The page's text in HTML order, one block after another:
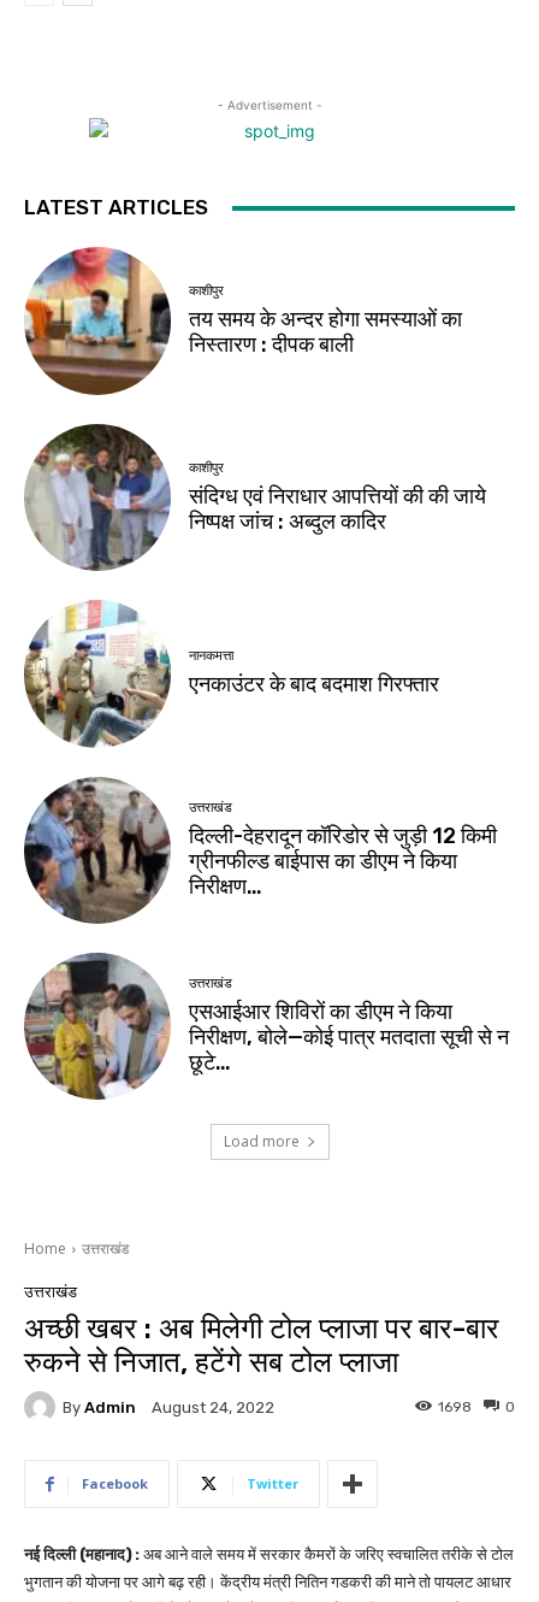
- Advertisement -
LATEST ARTICLES
काशीपुर
तय समय के अन्दर होगा समस्याओं का
निस्तारण : दीपक बाली
काशीपुर
संदिग्ध एवं निराधार आपत्तियों की की जाये
निष्पक्ष जांच : अब्दुल कादिर
नानकमत्ता
एनकाउंटर के बाद बदमाश गिरफ्तार
उत्तराखंड
दिल्ली-देहरादून कॉरिडोर से जुड़ी 12 किमी
ग्रीनफील्ड बाईपास का डीएम ने किया
निरीक्षण…
उत्तराखंड
एसआईआर शिविरों का डीएम ने किया
निरीक्षण, बोले—कोई पात्र मतदाता सूची से न
छूटे…
Load more